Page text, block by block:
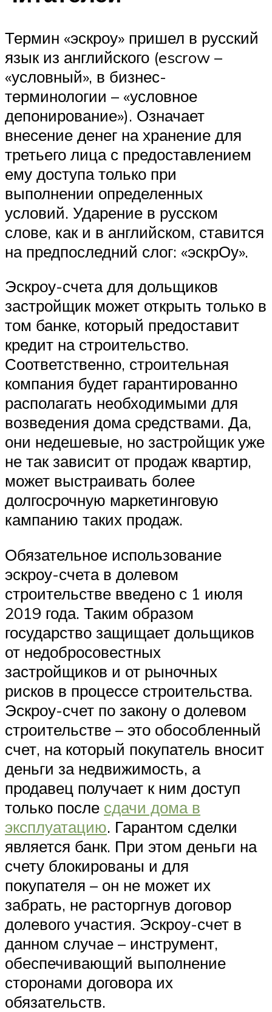
Термин «эскроу» пришел в русский
язык из английского (escrow –
«условный», в бизнес-
терминологии – «условное
депонирование»). Означает
внесение денег на хранение для
третьего лица с предоставлением
ему доступа только при
выполнении определенных
условий. Ударение в русском
слове, как и в английском, ставится
на предпоследний слог: «эскрОу».
Эскроу-счета для дольщиков
застройщик может открыть только в
том банке, который предоставит
кредит на строительство.
Соответственно, строительная
компания будет гарантированно
располагать необходимыми для
возведения дома средствами. Да,
они недешевые, но застройщик уже
не так зависит от продаж квартир,
может выстраивать более
долгосрочную маркетинговую
кампанию таких продаж.
Обязательное использование
эскроу-счета в долевом
строительстве введено с 1 июля
2019 года. Таким образом
государство защищает дольщиков
от недобросовестных
застройщиков и от рыночных
рисков в процессе строительства.
Эскроу-счет по закону о долевом
строительстве – это обособленный
счет, на который покупатель вносит
деньги за недвижимость, а
продавец получает к ним доступ
только после сдачи дома в
эксплуатацию. Гарантом сделки
является банк. При этом деньги на
счету блокированы и для
покупателя – он не может их
забрать, не расторгнув договор
долевого участия. Эскроу-счет в
данном случае – инструмент,
обеспечивающий выполнение
сторонами договора их
обязательств.